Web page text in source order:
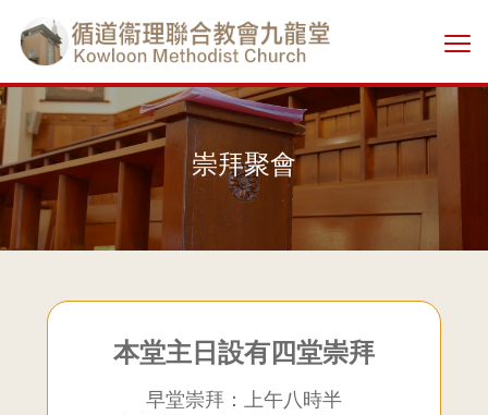
main
content
切
換
選
香
港
基
督
教
循
崇拜聚會
本堂主日設有四堂崇拜
早堂崇拜：上午八時半